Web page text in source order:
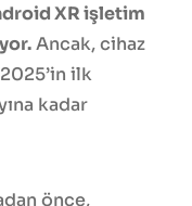
XR işletim
Ancak, cihaz
ilk
kadar
önce,